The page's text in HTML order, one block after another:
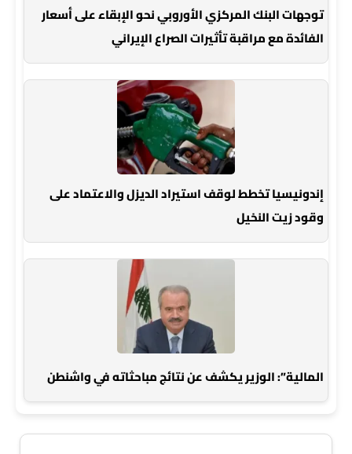
توجهات البنك المركزي الأوروبي نحو الإبقاء على أسعار
الفائدة مع مراقبة تأثيرات الصراع الإيراني
إندونيسيا تخطط لوقف استيراد الديزل والاعتماد على
وقود زيت النخيل
المالية”: الوزير يكشف عن نتائج مباحثاته في واشنطن